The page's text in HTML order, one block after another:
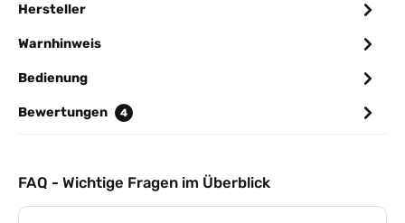
Hersteller
Warnhinweis
Bedienung
Bewertungen 4
FAQ - Wichtige Fragen im Überblick